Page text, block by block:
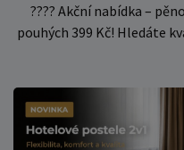
???? Akční nabídka –
pouhých 399 Kč! Hledáte
✅ Pohodlné pěnové
Skvělá volba do dětských
– jen 399 Kč Využijte